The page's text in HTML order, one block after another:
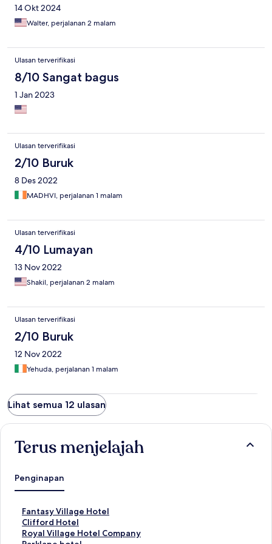
14 Okt 2024
Walter, perjalanan 2 malam
Ulasan terverifikasi
8/10 Sangat bagus
1 Jan 2023
Ulasan terverifikasi
2/10 Buruk
8 Des 2022
MADHVI, perjalanan 1 malam
Ulasan terverifikasi
4/10 Lumayan
13 Nov 2022
Shakil, perjalanan 2 malam
Ulasan terverifikasi
2/10 Buruk
12 Nov 2022
Yehuda, perjalanan 1 malam
Lihat semua 12 ulasan
Terus menjelajah
Penginapan
Fantasy Village Hotel
T
a
u
Clifford Hotel
T
a
Royal Village Hotel Company
T